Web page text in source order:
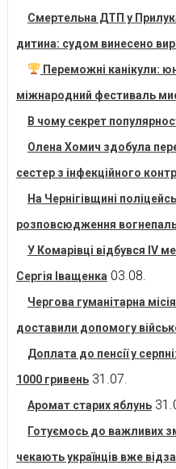
Смертельна ДТП у
дитина: судом винесено
Переможні канікули:
міжнародний фестиваль
В чому секрет
Олена Хомич здобула
сестер з інфекційного
На Чернігівщині
розповсюдження
У Комарівці відбувся IV
Сергія Іващенка 03.08.
Чергова гуманітарна
доставили допомогу
Доплата до пенсії у
1000 гривень 31.07.
Аромат старих яблунь
Готуємось до важливих
чекають українців вже